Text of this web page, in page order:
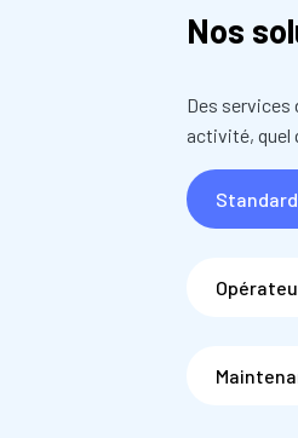
Nos
Des services
activité, quel
Standard